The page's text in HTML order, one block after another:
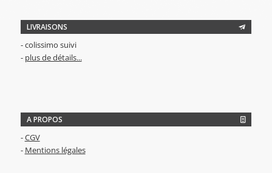
LIVRAISONS
- colissimo suivi
- plus de détails...
A PROPOS
-CGV
- Mentions légales